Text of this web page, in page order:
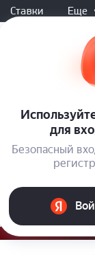
Ставки Еще
Первая лига